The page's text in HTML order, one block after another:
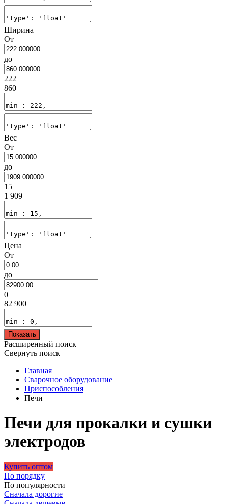
Ширина
От
до
222
860
Вес
От
до
15
1 909
Цена
От
до
0
82 900
Показать
Расширенный поиск
Свернуть поиск
Главная
Сварочное оборудование
Приспособления
Печи
Печи для прокалки и сушки
электродов
Купить оптом
По порядку
По популярности
Сначала дорогие